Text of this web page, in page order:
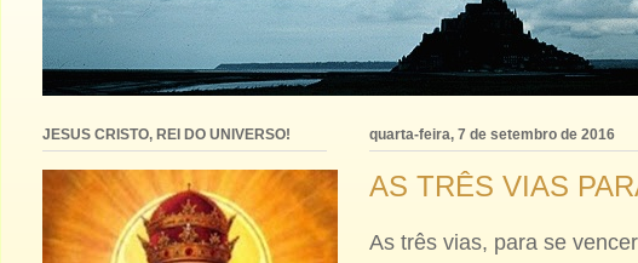
quarta-feira, 7 de setembro de 2016
AS TRÊS VIAS
As três vias, para se
JESUS CRISTO, REI DO UNIVERSO!